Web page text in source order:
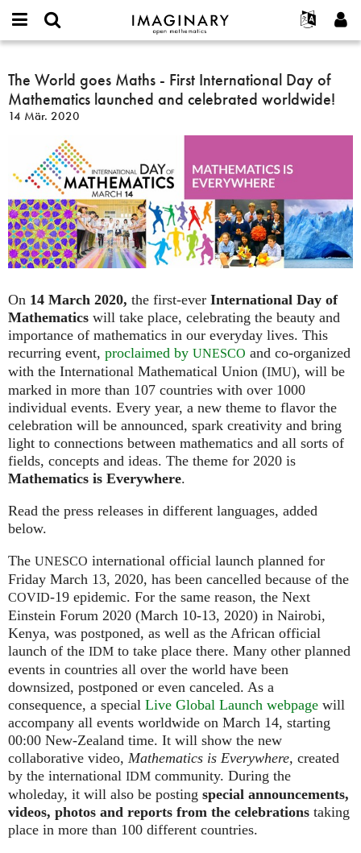
IMAGINARY
open
Français
Deutsch
Türkçe
Programme
Galerien
Texte
Ausstellungen
Mehr...
Projekte
Mitmachen
or
username
*
Passwort
*
Neues Benutzerkonto erstellen
Neues Passwort anfordern
Suche
The
World
goes
Maths
First
International
Day
of
Mathematics
launched
and
worldwide!
The World goes Maths - First International Day of
Mathematics launched and celebrated worldwide!
14 Mär. 2020
On 14 March 2020, the first-ever International Day of
Mathematics will take place, celebrating the beauty and
importance of mathematics in our everyday lives. This
recurring event, proclaimed by UNESCO and co-organized
with the International Mathematical Union (IMU), will be
marked in more than 107 countries with over 1000
individual events. Every year, a new theme to flavor the
celebration will be announced, spark creativity and bring
light to connections between mathematics and all sorts of
fields, concepts and ideas. The theme for 2020 is
Mathematics is Everywhere.
Read the press releases in different languages, added
below.
The UNESCO international official launch planned for
Friday March 13, 2020, has been cancelled because of the
COVID-19 epidemic. For the same reason, the Next
Einstein Forum 2020 (March 10-13, 2020) in Nairobi,
Kenya, was postponed, as well as the African official
launch of the IDM to take place there. Many other planned
events in countries all over the world have been
downsized, postponed or even canceled. As a
consequence, a special Live Global Launch webpage will
accompany all events worldwide on March 14, starting
00:00 New-Zealand time. It will show the new
collaborative video, Mathematics is Everywhere, created
by the international IDM community. During the
wholeday, it will also be posting special announcements,
videos, photos and reports from the celebrations taking
place in more than 100 different countries.